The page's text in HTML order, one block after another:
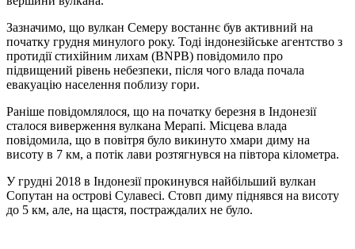
Зазначимо, що вулкан Семеру востаннє був активний на
початку грудня минулого року. Тоді індонезійське агентство з
протидії стихійним лихам (BNPB) повідомило про
підвищений рівень небезпеки, після чого влада почала
евакуацію населення поблизу гори.
Раніше повідомлялося, що на початку березня в Індонезії
сталося виверження вулкана Мерапі. Місцева влада
повідомила, що в повітря було викинуто хмари диму на
висоту в 7 км, а потік лави розтягнувся на півтора кілометра.
У грудні 2018 в Індонезії прокинувся найбільший вулкан
Сопутан на острові Сулавесі. Стовп диму піднявся на висоту
до 5 км, але, на щастя, постраждалих не було.